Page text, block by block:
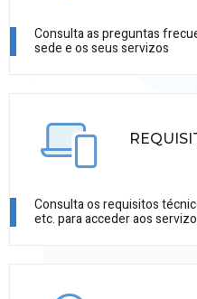
Consulta as preguntas
sede e os seus servizos
Consulta os requisitos
etc. para acceder aos